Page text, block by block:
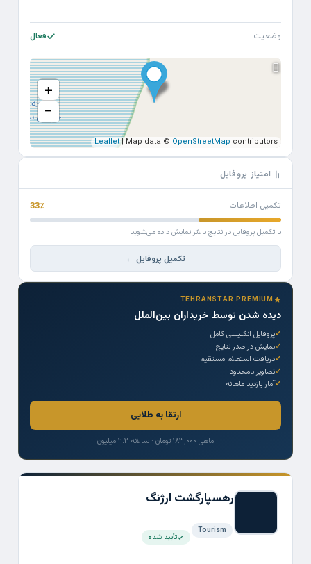
رهسپارگشت ارژنگ
Tourism
تأیید شده
وضعیت فعال
+
−
Leaflet| Map data © OpenStreetMap contributors
امتیاز پروفایل
تکمیل اطلاعات 33٪
با تکمیل پروفایل در نتایج بالاتر نمایش داده می‌شوید
تکمیل پروفایل ←
TEHRANSTAR PREMIUM
دیده شدن توسط خریداران بین‌الملل
پروفایل انگلیسی کامل
نمایش در صدر نتایج
دریافت استعلام مستقیم
تصاویر نامحدود
آمار بازدید ماهانه
ارتقا به طلایی
ماهی ۱۸۳,۰۰۰ تومان · سالانه ۲.۲ میلیون